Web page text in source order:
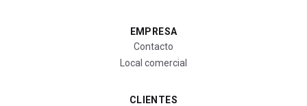
EMPRESA
Contacto
Local comercial
CLIENTES